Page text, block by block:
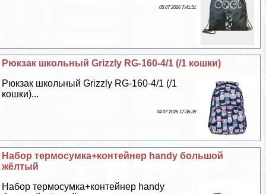
05 07 2026 7:41:51
Рюкзак школьный Grizzly RG-160-4/1 (/1 кошки)
Рюкзак школьный Grizzly RG-160-4/1 (/1
кошки)...
04 07 2026 17:36:39
Набор термосумка+контейнер handy большой
жёлтый
Набор термосумка+контейнер handy